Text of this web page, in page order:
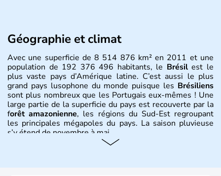
Géographie et climat
Avec une superficie de 8 514 876 km² en 2011 et une
population de 192 376 496 habitants, le Brésilest le
plus vaste pays d’Amérique latine. C’est aussi le plus
grand pays lusophone du monde puisque les Brésiliens
sont plus nombreux que les Portugais eux-mêmes ! Une
large partie de la superficie du pays est recouverte par la
forêt amazonienne, les régions du Sud-Est regroupant
les principales mégapoles du pays. La saison pluvieuse
s’y étend de novembre à mai.